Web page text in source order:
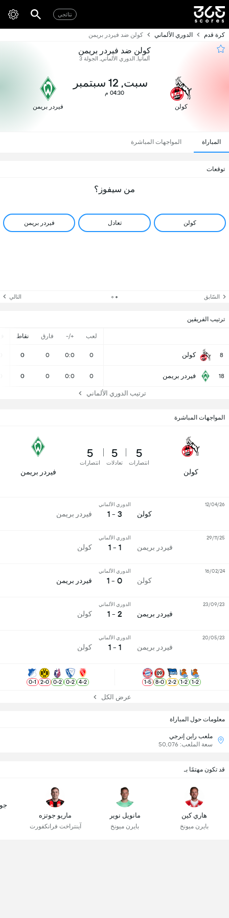
نتائجي
كرة قدم الدوري الألماني كولن ضد فيردر بريمن
كولن ضد فيردر بريمن
ألمانيا, الدوري الألماني, الجولة 3
كولن
سبت, 12 سبتمبر
04:30 م
فيردر بريمن
المباراة المواجهات المباشرة
توقعات
من سيفوز؟
كولن تعادل فيردر بريمن
السّابق التالي
ترتيب الفريقين
لعب +/- فارق نقاط
8 كولن 0
0:0
0
0
18 فيردر بريمن 0
0:0
0
0
ترتيب الدوري الألماني
معلومات حول المباراة
ملعب راين إنرجي
سعة الملعب: 50,076
المواجهات المباشرة
كولن
5
انتصارات
5
تعادلات
5
انتصارات
فيردر بريمن
كولن
الدوري الألماني
3 - 1 فيردر بريمن
12/04/26
فيردر بريمن
الدوري الألماني
1 - 1 كولن
29/11/25
كولن
الدوري الألماني
0 - 1 فيردر بريمن
16/02/24
فيردر بريمن
الدوري الألماني
2 - 1 كولن
23/09/23
فيردر بريمن
الدوري الألماني
1 - 1 كولن
20/05/23
2
-
1
2
-
1
2
-
2
0
-
8
5
-
1
2
-
4
2
-
0
2
-
0
0
-
2
1
-
0
عرض الكل
قد تكون مهتمًا بـ
هاري كين
بايرن ميونخ
مانويل نوير
بايرن ميونخ
ماريو جوتزه
آينتراخت فرانكفورت